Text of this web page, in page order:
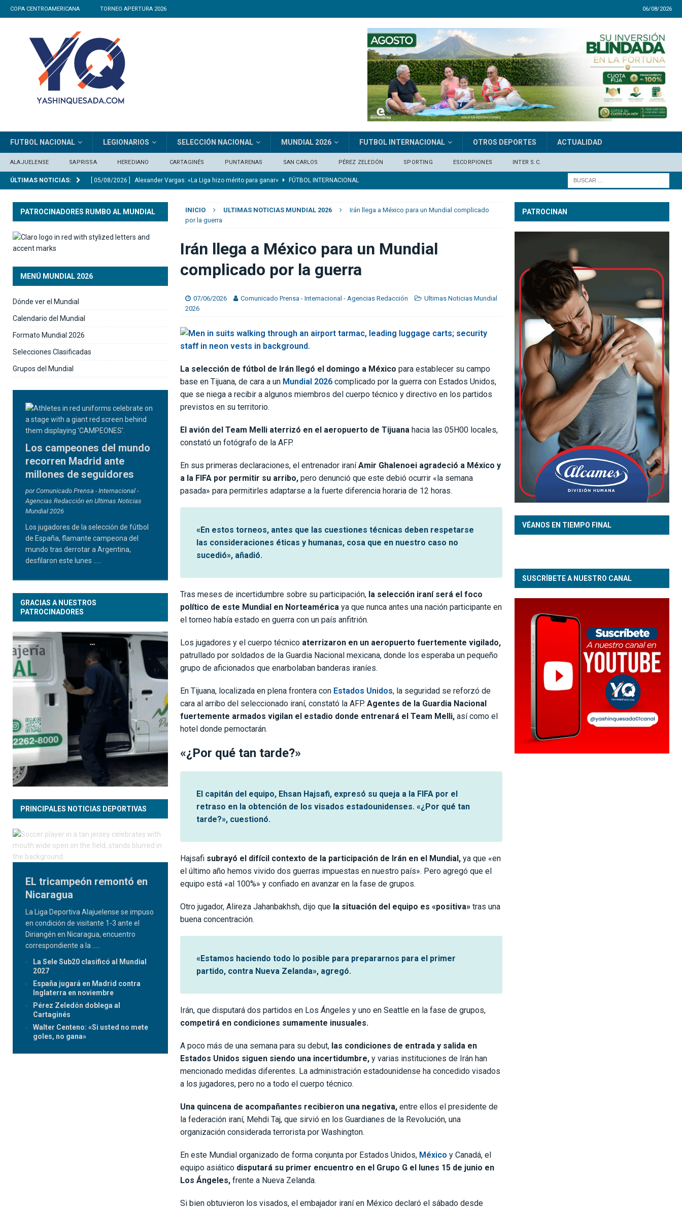
COPA CENTROAMERICANA TORNEO APERTURA 2026 06/08/2026
FUTBOL NACIONAL LEGIONARIOS SELECCIÓN NACIONAL MUNDIAL 2026 FUTBOL INTERNACIONAL OTROS DEPORTES ACTUALIDAD
ALAJUELENSE SAPRISSA HEREDIANO CARTAGINÉS PUNTARENAS SAN CARLOS PÉREZ ZELEDÓN SPORTING ESCORPIONES INTER S.C.
ÚLTIMAS NOTICIAS: [ 05/08/2026 ] Alexander Vargas: «La Liga hizo mérito para ganar» FÚTBOL INTERNACIONAL
[ 05/08/2026 ] Arsenal pagará 101 millones de dólares por el brasileño Guimarães (medios) FÚTBOL INTERNACIONAL
Herediano no resistió el veneno del Alianza CLUB SPORT HEREDIANO
INICIO ULTIMAS NOTICIAS MUNDIAL 2026
Irán llega a México para un Mundial complicado
por la guerra
Irán llega a México para un Mundial
complicado por la guerra
07/06/2026 Comunicado Prensa - Internacional - Agencias Redacción
Ultimas Noticias Mundial
2026
La selección de fútbol de Irán llegó el domingo a México para establecer su campo
base en Tijuana, de cara a un Mundial 2026complicado por la guerra con Estados Unidos,
que se niega a recibir a algunos miembros del cuerpo técnico y directivo en los partidos
previstos en su territorio.
El avión del Team Melli aterrizó en el aeropuerto de Tijuana hacia las 05H00 locales,
constató un fotógrafo de la AFP.
En sus primeras declaraciones, el entrenador iraníAmir Ghalenoei agradeció a México y
a la FIFA por permitir su arribo, pero denunció que este debió ocurrir «la semana
pasada» para permitirles adaptarse a la fuerte diferencia horaria de 12 horas.
«En estos torneos, antes que las cuestiones técnicas deben respetarse
las consideraciones éticas y humanas, cosa que en nuestro caso no
sucedió», añadió.
Tras meses de incertidumbre sobre su participación, la selección iraní será el foco
político de este Mundial en Norteamérica ya que nunca antes una nación participante en
el torneo había estado en guerra con un país anfitrión.
Los jugadores y el cuerpo técnico aterrizaron en un aeropuerto fuertemente vigilado,
patrullado por soldados de la Guardia Nacional mexicana, donde los esperaba un pequeño
grupo de aficionados que enarbolaban banderas iraníes.
En Tijuana, localizada en plena frontera conEstados Unidos, la seguridad se reforzó de
cara al arribo del seleccionado iraní, constató la AFP. Agentes de la Guardia Nacional
fuertemente armados vigilan el estadio donde entrenará el Team Melli,así como el
hotel donde pernoctarán.
«¿Por qué tan tarde?»
El capitán del equipo, Ehsan Hajsafi, expresó su queja a la FIFA por el
retraso en la obtención de los visados estadounidenses. «¿Por qué tan
tarde?», cuestionó.
Hajsafi subrayó el difícil contexto de la participación de Irán en el Mundial,ya que «en
el último año hemos vivido dos guerras impuestas en nuestro país». Pero agregó que el
equipo está «al 100%» y confiado en avanzar en la fase de grupos.
Otro jugador, Alireza Jahanbakhsh, dijo que la situación del equipo es «positiva»tras una
buena concentración.
«Estamos haciendo todo lo posible para prepararnos para el primer
partido, contra Nueva Zelanda», agregó.
Irán, que disputará dos partidos en Los Ángeles y uno en Seattle en la fase de grupos,
competirá en condiciones sumamente inusuales.
A poco más de una semana para su debut, las condiciones de entrada y salida en
Estados Unidos siguen siendo una incertidumbre,y varias instituciones de Irán han
mencionado medidas diferentes. La administración estadounidense ha concedido visados
a los jugadores, pero no a todo el cuerpo técnico.
Una quincena de acompañantes recibieron una negativa,entre ellos el presidente de
la federación iraní, Mehdi Taj, que sirvió en los Guardianes de la Revolución, una
organización considerada terrorista por Washington.
En este Mundial organizado de forma conjunta por Estados Unidos, México y Canadá, el
equipo asiático disputará su primer encuentro en el Grupo G el lunes 15 de junio en
Los Ángeles,frente a Nueva Zelanda.
Si bien obtuvieron los visados, el embajador iraní en México declaró el sábado desde
PATROCINADORES RUMBO AL MUNDIAL
MENÚ MUNDIAL 2026
Dónde ver el Mundial
Calendario del Mundial
Formato Mundial 2026
Selecciones Clasificadas
Grupos del Mundial
Los campeones del mundo
recorren Madrid ante
millones de seguidores
por Comunicado Prensa - Internacional -
Agencias Redacción en Ultimas Noticias
Mundial 2026
Los jugadores de la selección de fútbol
de España, flamante campeona del
mundo tras derrotar a Argentina,
desfilaron este lunes
GRACIAS A NUESTROS
PATROCINADORES
PRINCIPALES NOTICIAS DEPORTIVAS
EL tricampeón remontó en
Nicaragua
La Liga Deportiva Alajuelense se impuso
en condición de visitante 1-3 ante el
Diriangén en Nicaragua, encuentro
correspondiente a la .....
La Sele Sub20 clasificó al Mundial
2027
España jugará en Madrid contra
Inglaterra en noviembre
Pérez Zeledón doblega al
Cartaginés
Walter Centeno: «Si usted no mete
goles, no gana»
PATROCINAN
VÉANOS EN TIEMPO FINAL
SUSCRÍBETE A NUESTRO CANAL